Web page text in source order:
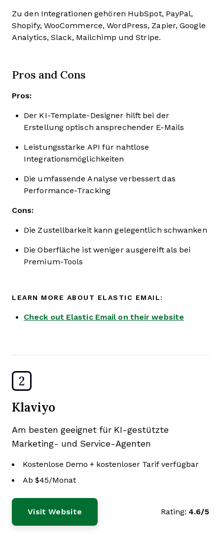
Zu den Integrationen gehören HubSpot, PayPal,
Shopify, WooCommerce, WordPress, Zapier, Google
Analytics, Slack, Mailchimp und Stripe.
Pros and Cons
Pros:
Der KI-Template-Designer hilft bei der
Erstellung optisch ansprechender E-Mails
Leistungsstarke API für nahtlose
Integrationsmöglichkeiten
Die umfassende Analyse verbessert das
Performance-Tracking
Cons:
Die Zustellbarkeit kann gelegentlich schwanken
Die Oberfläche ist weniger ausgereift als bei
Premium-Tools
LEARN MORE ABOUT ELASTIC EMAIL:
Check out Elastic Email on their website
2
Klaviyo
Am besten geeignet für KI-gestützte
Marketing- und Service-Agenten
Kostenlose Demo + kostenloser Tarif verfügbar
Ab $45/Monat
Visit Website Rating: 4.6/5